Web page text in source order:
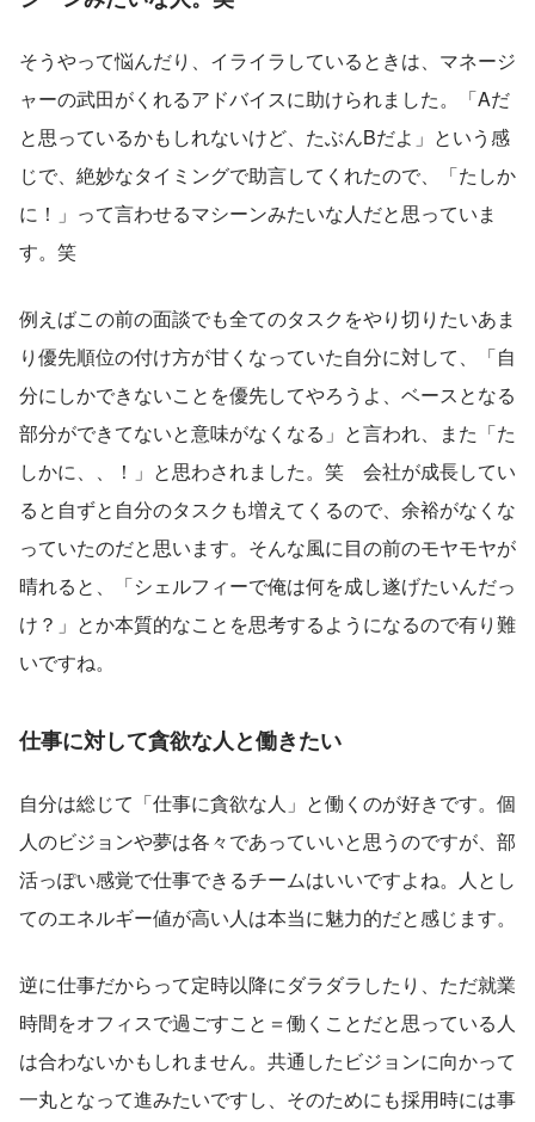
そうやって悩んだり、イライラしているときは、マネージ
ャーの武田がくれるアドバイスに助けられました。「Aだ
と思っているかもしれないけど、たぶんBだよ」という感
じで、絶妙なタイミングで助言してくれたので、「たしか
に！」って言わせるマシーンみたいな人だと思っていま
す。笑
例えばこの前の面談でも全てのタスクをやり切りたいあま
り優先順位の付け方が甘くなっていた自分に対して、「自
分にしかできないことを優先してやろうよ、ベースとなる
部分ができてないと意味がなくなる」と言われ、また「た
しかに、、！」と思わされました。笑　会社が成長してい
ると自ずと自分のタスクも増えてくるので、余裕がなくな
っていたのだと思います。そんな風に目の前のモヤモヤが
晴れると、「シェルフィーで俺は何を成し遂げたいんだっ
け？」とか本質的なことを思考するようになるので有り難
いですね。
仕事に対して貪欲な人と働きたい
自分は総じて「仕事に貪欲な人」と働くのが好きです。個
人のビジョンや夢は各々であっていいと思うのですが、部
活っぽい感覚で仕事できるチームはいいですよね。人とし
てのエネルギー値が高い人は本当に魅力的だと感じます。
逆に仕事だからって定時以降にダラダラしたり、ただ就業
時間をオフィスで過ごすこと＝働くことだと思っている人
は合わないかもしれません。共通したビジョンに向かって
一丸となって進みたいですし、そのためにも採用時には事